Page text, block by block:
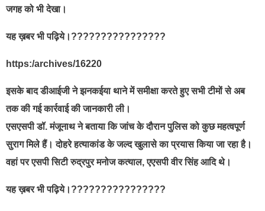
जगह को भी देखा।
यह ख़बर भी पढ़िये।????????????????
https:/archives/16220
इसके बाद डीआईजी ने झनकईया थाने में समीक्षा करते हुए सभी टीमों से अब
तक की गई कार्रवाई की जानकारी ली।
एसएसपी डॉ. मंजूनाथ ने बताया कि जांच के दौरान पुलिस को कुछ महत्वपूर्ण
सुराग मिले हैं। दोहरे हत्याकांड के जल्द खुलासे का प्रयास किया जा रहा है।
वहां पर एसपी सिटी रुद्रपुर मनोज कत्याल, एएसपी वीर सिंह आदि थे।
यह ख़बर भी पढ़िये।????????????????